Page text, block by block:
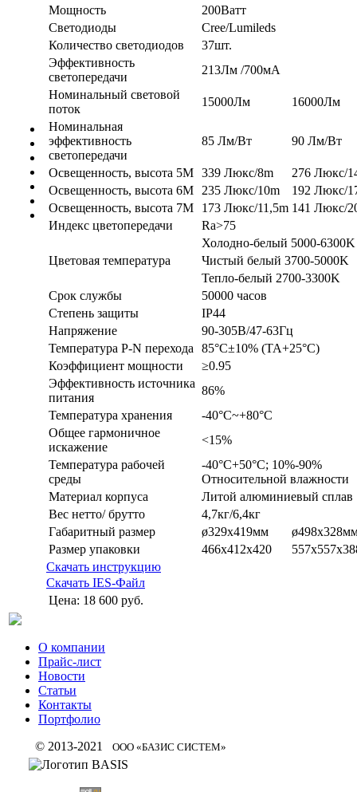
Мощность
200Ватт
Светодиоды
Cree/Lumileds
Количество светодиодов
37шт.
Эффективность
светопередачи
213Лм /700мA
Номинальный световой
поток
15000Лм
16000Лм
Номинальная
эффективность
светопередачи
85 Лм/Вт 90 Лм/Вт
Освещенность, высота 5М 339 Люкс/8m
276 Люкс/
Освещенность, высота 6М
235 Люкс/10m
192 Люкс/
Освещенность, высота 7М
173 Люкс/11,5m 141 Люкс/
Индекс цветопередачи
Ra>75
Цветовая температура
Холодно-белый 5000-6300K
Чистый белый 3700-5000K
Тепло-белый 2700-3300K
Срок службы
50000 часов
Степень защиты
IP44
Напряжение
90-305В/47-63Гц
Температура P-N перехода
85°C±10% (TA+25°C)
Коэффициент мощности
≥0.95
Эффективность источника
питания
86%
Температура хранения
-40°C~+80°C
Общее гармоничное
искажение
<15%
Температура рабочей
среды
-40°C+50°C; 10%-90%
Относительной влажности
Материал корпуса
Литой алюминиевый сплав
Вес нетто/ брутто
4,7кг/6,4кг
Габаритный размер
ø329x419мм
Размер упаковки
466x412x420
Скачать инструкцию
Скачать IES-Файл
Цена: 18 600 руб.
О компании
Прайс-лист
Новости
Статьи
Контакты
Портфолио
© 2013-2021 ООО «БАЗИС СИСТЕМ»